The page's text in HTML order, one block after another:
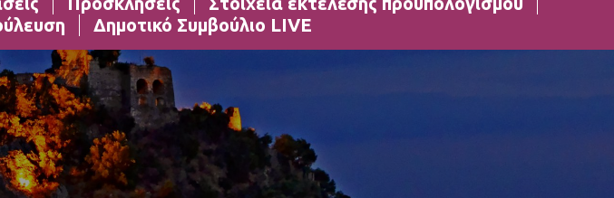
Δημοτικό Συμβούλιο LIVE